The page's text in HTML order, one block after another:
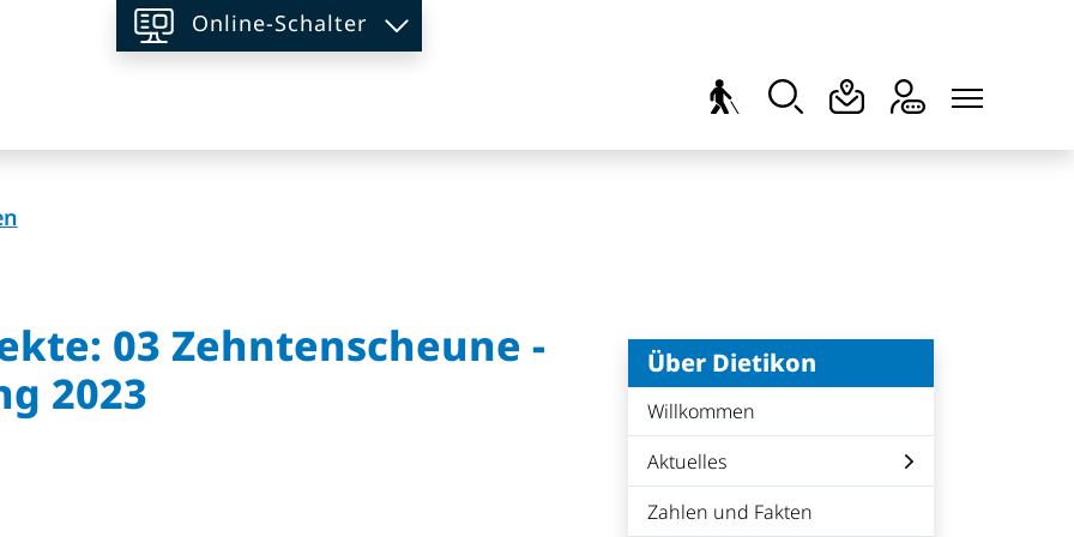
Online-Schalter
(ausgewählt)
Über Dietikon
Willkommen
Aktuelles
Zahlen und Fakten
03 Zehntenscheune -
2023